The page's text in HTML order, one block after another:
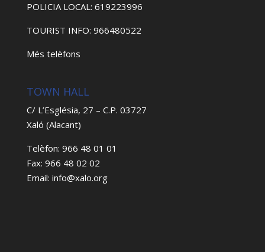
POLICIA LOCAL: 619223996
TOURIST INFO: 966480522
Més telèfons
TOWN HALL
C/ L’Església, 27 – C.P. 03727
Xaló (Alacant)
Telèfon: 966 48 01 01
Fax: 966 48 02 02
Email: info@xalo.org